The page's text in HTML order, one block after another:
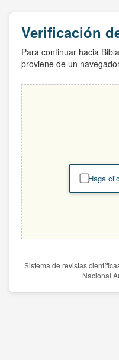
Verificación
Para continuar hacia
proviene de un
Haga
Sistema de revistas
Nacional